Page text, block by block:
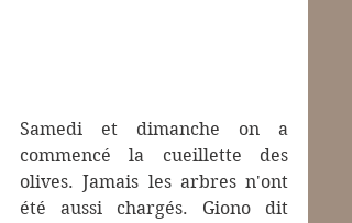
Samedi et dimanche on a
commencé la cueillette des
olives. Jamais les arbres n'ont
été aussi chargés. Giono dit